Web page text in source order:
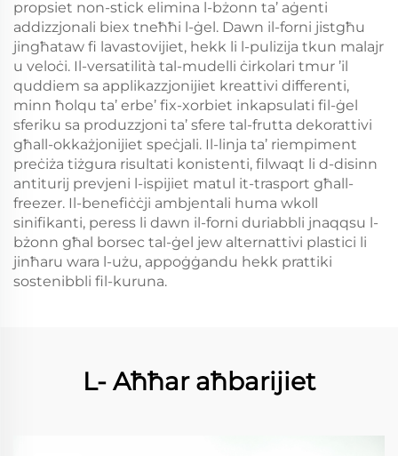
propsiet non-stick elimina l-bżonn ta’ aġenti
addizzjonali biex tneħħi l-ġel. Dawn il-forni jistgħu
jingħataw fi lavastovijiet, hekk li l-pulizija tkun malajr
u veloċi. Il-versatilità tal-mudelli ċirkolari tmur ’il
quddiem sa applikazzjonijiet kreattivi differenti,
minn ħolqu ta’ erbe’ fix-xorbiet inkapsulati fil-ġel
sferiku sa produzzjoni ta’ sfere tal-frutta dekorattivi
għall-okkażjonijiet speċjali. Il-linja ta’ riempiment
preċiża tiżgura risultati konistenti, filwaqt li d-disinn
antiturij prevjeni l-ispijiet matul it-trasport għall-
freezer. Il-benefiċċji ambjentali huma wkoll
sinifikanti, peress li dawn il-forni duriabbli jnaqqsu l-
bżonn għal borsec tal-ġel jew alternattivi plastici li
jinħaru wara l-użu, appoġġandu hekk prattiki
sostenibbli fil-kuruna.
L- Aħħar aħbarijiet